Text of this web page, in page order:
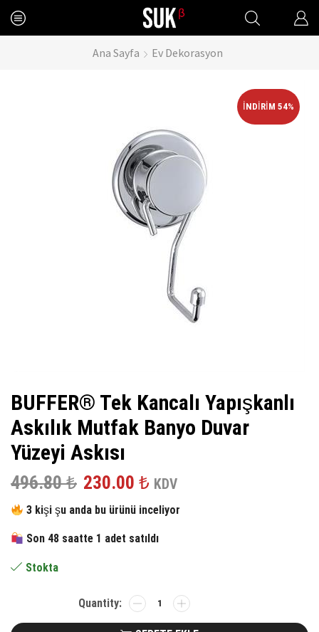
Ana Sayfa Ev Dekorasyon
İNDIRIM 54%
BUFFER® Tek Kancalı Yapışkanlı
Askılık Mutfak Banyo Duvar
Yüzeyi Askısı
496.80₺ Orijinal
fiyat:
496.80 ₺.
230.00 ₺ Şu
andaki
fiyat:
KDV
3 kişi şu anda bu ürünü inceliyor
Son 48 saatte 1 adet satıldı
Stokta
BUFFER®
Tek